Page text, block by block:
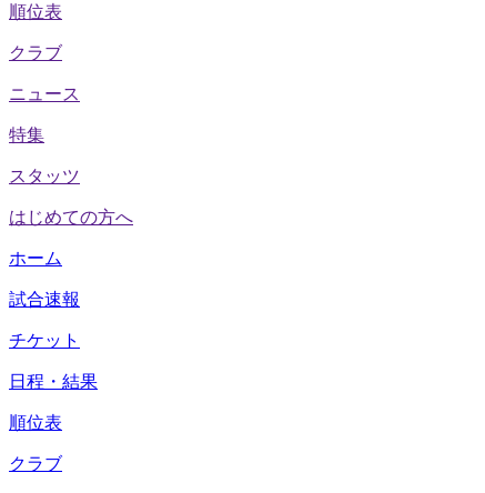
順位表
クラブ
ニュース
特集
スタッツ
はじめての方へ
ホーム
試合速報
チケット
日程・結果
順位表
クラブ